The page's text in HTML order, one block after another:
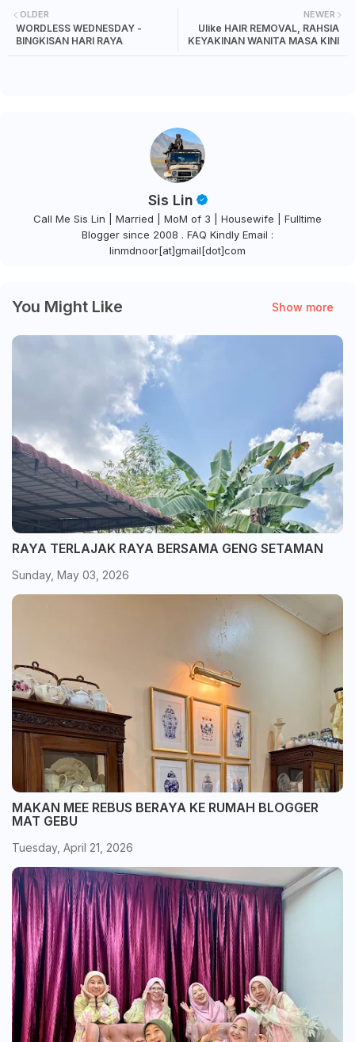
NEWER
Ulike HAIR REMOVAL, RAHSIA
KEYAKINAN WANITA MASA KINI
OLDER
WORDLESS WEDNESDAY -
BINGKISAN HARI RAYA
Sis Lin
Call Me Sis Lin | Married | MoM of 3 | Housewife | Fulltime
Blogger since 2008 . FAQ Kindly Email :
linmdnoor[at]gmail[dot]com
You Might Like Show more
RAYA TERLAJAK RAYA BERSAMA GENG SETAMAN
Sunday, May 03, 2026
MAKAN MEE REBUS BERAYA KE RUMAH BLOGGER
MAT GEBU
Tuesday, April 21, 2026